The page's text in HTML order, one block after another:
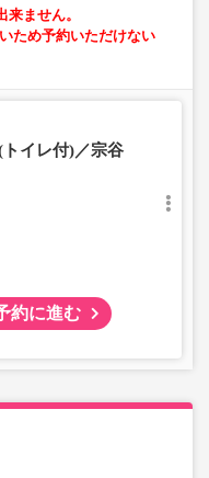
ません。
ため予約いただけない
イレ付)／宗谷
約に進む